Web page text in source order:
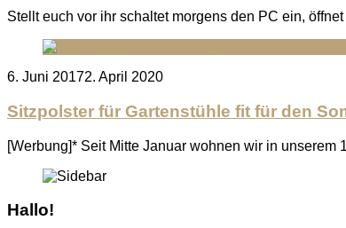
Stellt euch vor ihr schaltet morgens den PC ein,
Posted
6. Juni 20172. April 2020
Sitzpolster für Gartenstühle fit für den
[Werbung]* Seit Mitte Januar wohnen wir in
Hallo!